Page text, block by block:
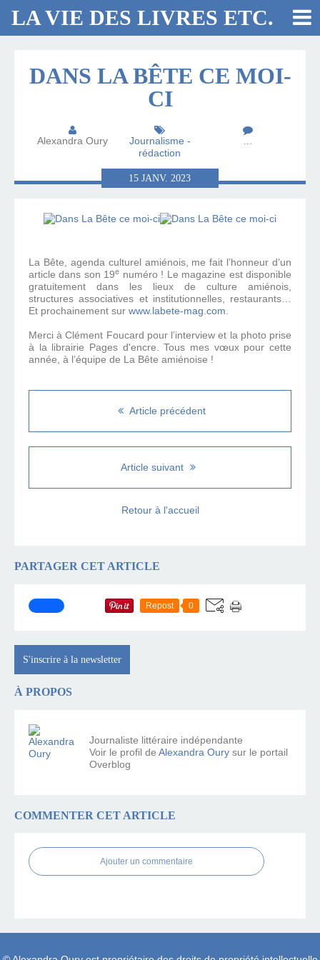
LA VIE DES LIVRES ETC.
DANS LA BÊTE CE MOI-
CI
Alexandra Oury
Journalisme -
rédaction
…
15JANV.2023
La Bête, agenda culturel amiénois, me fait l’honneur d’un
article dans son 19e numéro ! Le magazine est disponible
gratuitement dans les lieux de culture amiénois,
structures associatives et institutionnelles, restaurants…
Et prochainement sur www.labete-mag.com.
Merci à Clément Foucard pour l’interview et la photo prise
à la librairie Pages d'encre. Tous mes vœux pour cette
année, à l’équipe de La Bête amiénoise !
Article précédent
Article suivant
Retour à l'accueil
PARTAGER CET ARTICLE
Repost 0
S'inscrire à la newsletter
À PROPOS
Journaliste littéraire indépendante
Voir le profil de Alexandra Oury sur le portail
Overblog
COMMENTER CET ARTICLE
Ajouter un commentaire